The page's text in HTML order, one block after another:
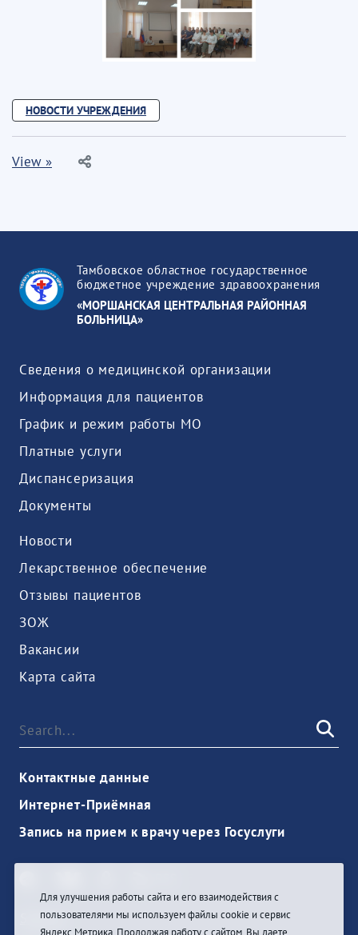
НОВОСТИ УЧРЕЖДЕНИЯ
View »
Тамбовское областное государственное
бюджетное учреждение здравоохранения
«МОРШАНСКАЯ ЦЕНТРАЛЬНАЯ РАЙОННАЯ
БОЛЬНИЦА»
Сведения о медицинской организации
Информация для пациентов
График и режим работы МО
Платные услуги
Диспансеризация
Документы
Новости
Лекарственное обеспечение
Отзывы пациентов
ЗОЖ
Вакансии
Карта сайта
Контактные данные
Интернет-Приёмная
Запись на прием к врачу через Госуслуги
Sign In
Для улучшения работы сайта и его взаимодействия с
пользователями мы используем файлы cookie и сервис
Яндекс.Метрика. Продолжая работу с сайтом, Вы даете